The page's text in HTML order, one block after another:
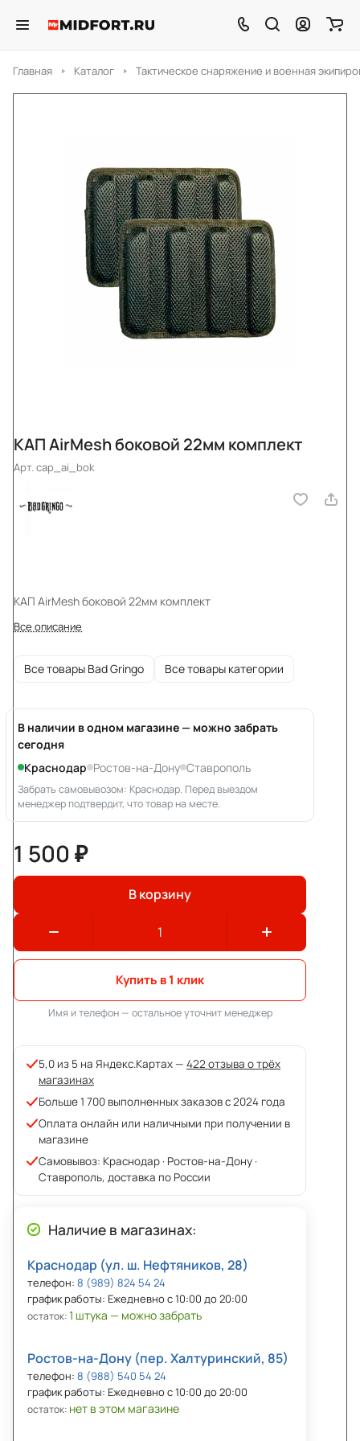
Главная Каталог Тактическое снаряжение и военная
КАП AirMesh боковой 22мм комплект
Арт.cap_ai_bok
КАП AirMesh боковой 22мм комплект
Все описание
Все товары Bad Gringo Все товары категории
В наличии в одном магазине — можно забрать
сегодня
Краснодар Ростов-на-Дону Ставрополь
Забрать самовывозом: Краснодар. Перед выездом
менеджер подтвердит, что товар на месте.
1 500 ₽
В корзину
Купить в 1 клик
Имя и телефон — остальное уточнит менеджер
5,0 из 5 на Яндекс.Картах — 422 отзыва о трёх
магазинах
Больше 1 700 выполненных заказов с 2024 года
Оплата онлайн или наличными при получении в
магазине
Самовывоз: Краснодар · Ростов-на-Дону ·
Ставрополь, доставка по России
Наличие в магазинах:
Краснодар (ул. ш. Нефтяников, 28)
телефон: 8 (989) 824 54 24
график работы: Ежедневно с 10:00 до 20:00
остаток:1 штука — можно забрать
Ростов-на-Дону (пер. Халтуринский, 85)
телефон: 8 (988) 540 54 24
график работы: Ежедневно с 10:00 до 20:00
остаток: нет в этом магазине